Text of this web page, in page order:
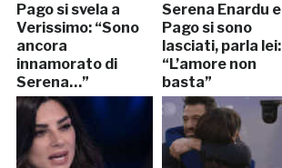
Pago si svela a
Verissimo: “Sono
ancora
innamorato di
Serena…”
Serena Enardu e
Pago si sono
lasciati, parla lei:
“L’amore non
basta”